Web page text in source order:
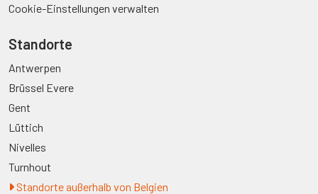
Cookie-Einstellungen verwalten
Standorte
Antwerpen
Brüssel Evere
Gent
Lüttich
Nivelles
Turnhout
Standorte außerhalb von Belgien